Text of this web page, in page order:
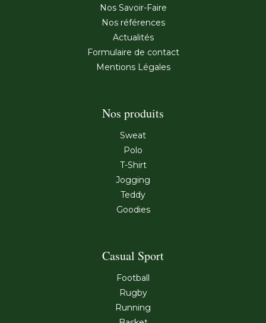
Nos Savoir-Faire
Nos références
Actualités
Formulaire de contact
Mentions Légales
Nos produits
Sweat
Polo
T-Shirt
Jogging
Teddy
Goodies
Casual Sport
Football
Rugby
Running